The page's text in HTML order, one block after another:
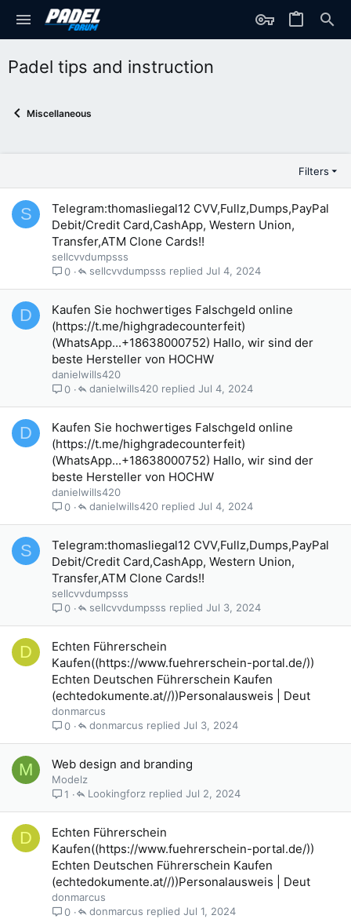
Padel tips and instruction
Miscellaneous
Filters
S
Telegram:thomasliegal12 CVV,Fullz,Dumps,PayPal
Debit/Credit Card,CashApp, Western Union,
Transfer,ATM Clone Cards!!
sellcvvdumpsss
0
Jul 4, 2024
sellcvvdumpsss
D
Kaufen Sie hochwertiges Falschgeld online
(https://t.me/highgradecounterfeit)
(WhatsApp...+18638000752) Hallo, wir sind der
beste Hersteller von HOCHW
danielwills420
0
Jul 4, 2024
danielwills420
D
Kaufen Sie hochwertiges Falschgeld online
(https://t.me/highgradecounterfeit)
(WhatsApp...+18638000752) Hallo, wir sind der
beste Hersteller von HOCHW
danielwills420
0
Jul 4, 2024
danielwills420
S
Telegram:thomasliegal12 CVV,Fullz,Dumps,PayPal
Debit/Credit Card,CashApp, Western Union,
Transfer,ATM Clone Cards!!
sellcvvdumpsss
0
Jul 3, 2024
sellcvvdumpsss
D
Echten Führerschein
Kaufen((https://www.fuehrerschein-portal.de/))
Echten Deutschen Führerschein Kaufen
(echtedokumente.at//))Personalausweis | Deut
donmarcus
0
Jul 3, 2024
donmarcus
M Web design and branding
Modelz
1
Jul 2, 2024
Lookingforz
D
Echten Führerschein
Kaufen((https://www.fuehrerschein-portal.de/))
Echten Deutschen Führerschein Kaufen
(echtedokumente.at//))Personalausweis | Deut
donmarcus
0
Jul 1, 2024
donmarcus